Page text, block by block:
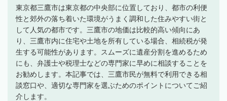
東京都三鷹市は東京都の中央部に位置しており、都市の利便
性と郊外の落ち着いた環境がうまく調和した住みやすい街と
して人気の都市です。三鷹市の地価は比較的高い傾向にあ
り、三鷹市内に住宅や土地を所有している場合、相続税が発
生する可能性があります。スムーズに遺産分割を進めるため
にも、弁護士や税理士などの専門家に早めに相談することを
お勧めします。本記事では、三鷹市民が無料で利用できる相
談窓口や、適切な専門家を選ぶためのポイントについてご紹
介します。